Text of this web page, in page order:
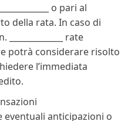
o pari al
della rata. In caso di
rate
potrà considerare risolto
l’immediata
eventuali anticipazioni o